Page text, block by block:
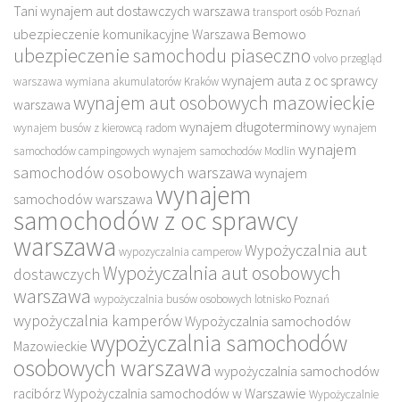
Tani wynajem aut dostawczych warszawa transport osób Poznań
ubezpieczenie komunikacyjne Warszawa Bemowo
ubezpieczenie samochodu piaseczno volvo przegląd
warszawa wymiana akumulatorów Krakówwynajem auta z oc sprawcy
warszawa wynajem aut osobowych mazowieckie
wynajem busów z kierowcą radom wynajem długoterminowywynajem
samochodów campingowych wynajem samochodów Modlin wynajem
samochodów osobowych warszawa wynajem
samochodów warszawa wynajem
samochodów z oc sprawcy
warszawa wypozyczalnia camperowWypożyczalnia aut
dostawczychWypożyczalnia aut osobowych
warszawa wypożyczalnia busów osobowych lotnisko Poznań
wypożyczalnia kamperówWypożyczalnia samochodów
Mazowieckie wypożyczalnia samochodów
osobowych warszawa wypożyczalnia samochodów
racibórzWypożyczalnia samochodów w Warszawie Wypożyczalnie